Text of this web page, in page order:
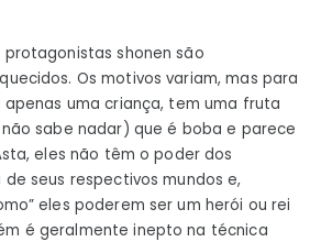
shonen são
Os motivos variam, mas para
uma criança, tem uma fruta
sabe nadar) que é boba e parece
eles não têm o poder dos
seus respectivos mundos e,
eles poderem ser um herói ou rei
é geralmente inepto na técnica